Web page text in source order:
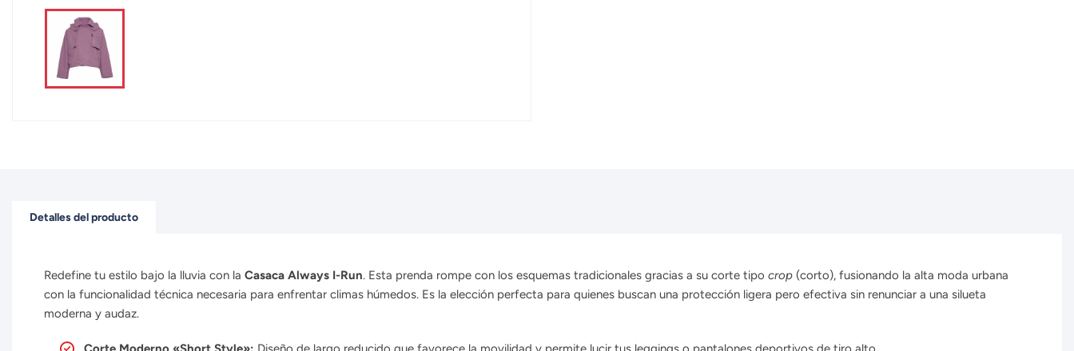
Detalles del producto
Redefine tu estilo bajo la lluvia con la Casaca Always I-Run. Esta prenda rompe con los esquemas tradicionales gracias a su corte tipo crop (corto), fusionando la alta moda urbana
con la funcionalidad técnica necesaria para enfrentar climas húmedos. Es la elección perfecta para quienes buscan una protección ligera pero efectiva sin renunciar a una silueta
moderna y audaz.